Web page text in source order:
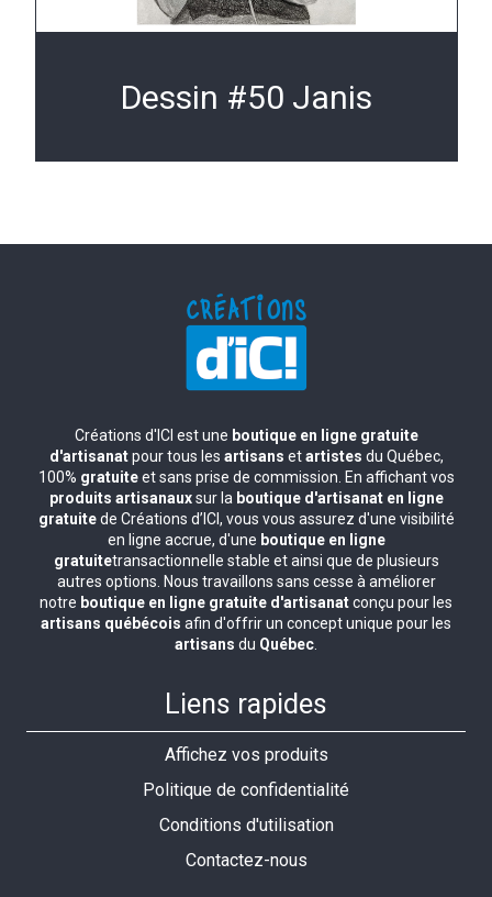
Dessin #50 Janis
Créations d'ICI est une boutique en ligne gratuite
d'artisanatpour tous les artisans etartistes du Québec,
100% gratuiteet sans prise de commission. En affichant vos
produits artisanauxsur la boutique d'artisanat en ligne
gratuitede Créations d’ICI, vous vous assurez d'une visibilité
en ligne accrue, d'une boutique en ligne
gratuitetransactionnelle stable et ainsi que de plusieurs
autres options. Nous travaillons sans cesse à améliorer
notre boutique en ligne gratuite d'artisanatconçu pour les
artisans québécois afin d'offrir un concept unique pour les
artisans du Québec
Liens rapides
Affichez vos produits
Politique de confidentialité
Conditions d'utilisation
Contactez-nous